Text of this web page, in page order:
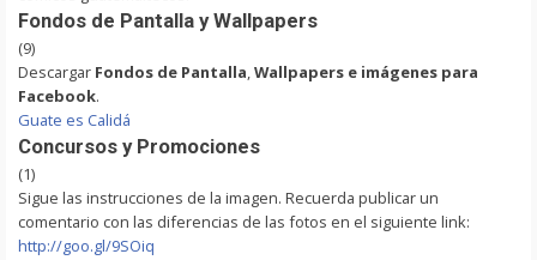
Fondos de Pantalla y Wallpapers
(9)
Descargar Fondos de Pantalla,Wallpapers e imágenes para
Facebook.
Guate es Calidá
Concursos y Promociones
(1)
Sigue las instrucciones de la imagen. Recuerda publicar un
comentario con las diferencias de las fotos en el siguiente link:
http://goo.gl/9SOiq